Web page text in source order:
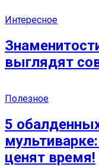
Интересное
выглядят
Полезное
5
ценят время!